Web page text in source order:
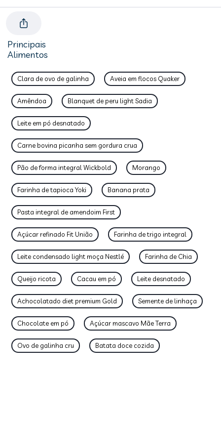
Principais
Alimentos
Clara de ovo de galinha Aveia em flocos Quaker
Amêndoa Blanquet de peru light Sadia
Leite em pó desnatado
Carne bovina picanha sem gordura crua
Pão de forma integral Wickbold Morango
Farinha de tapioca Yoki Banana prata
Pasta integral de amendoim First
Açúcar refinado Fit União Farinha de trigo integral
Leite condensado light moça Nestlé Farinha de Chia
Queijo ricota Cacau em pó Leite desnatado
Achocolatado diet premium Gold Semente de linhaça
Chocolate em pó Açúcar mascavo Mãe Terra
Ovo de galinha cru Batata doce cozida